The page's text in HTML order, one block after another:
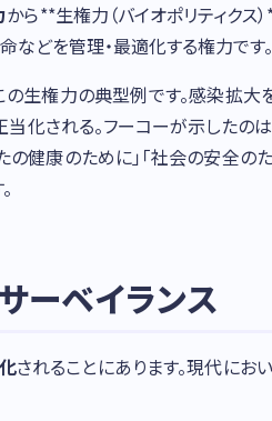
から**生権力（バイオポリティクス
などを管理・最適化する権力です。
生権力の典型例です。感染拡大
化される。フーコーが示したの
の健康のために」「社会の安全の
ーベイランス
されることにあります。現代にお